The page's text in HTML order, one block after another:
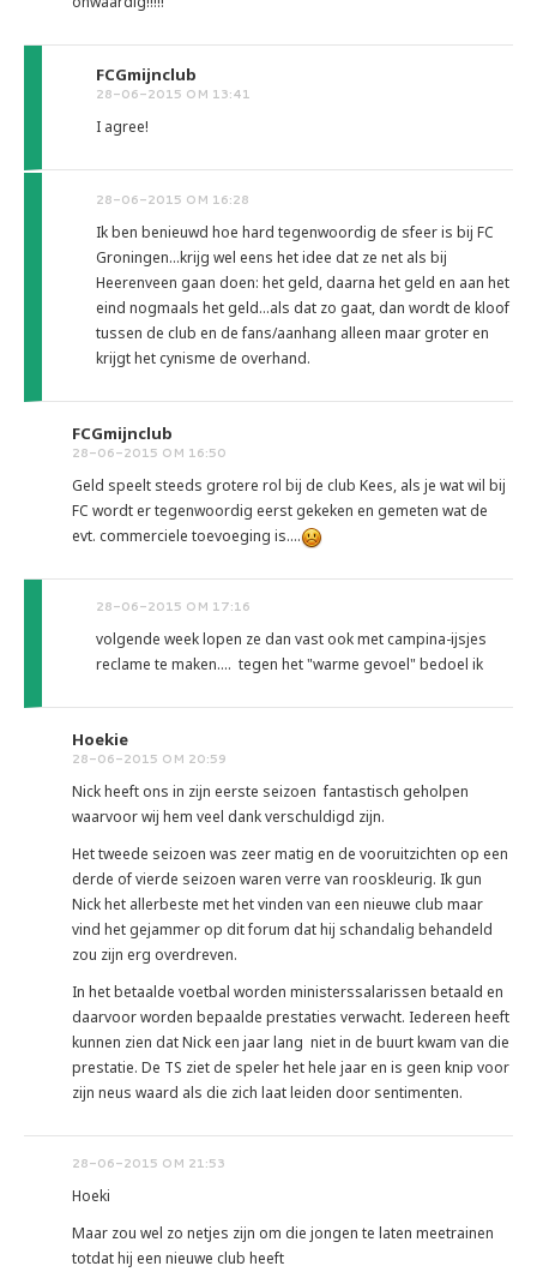
FCGmijnclub
28-06-2015 OM 13:41
I agree!
28-06-2015 OM 16:28
Ik ben benieuwd hoe hard tegenwoordig de sfeer is bij FC
Groningen...krijg wel eens het idee dat ze net als bij
Heerenveen gaan doen: het geld, daarna het geld en aan het
eind nogmaals het geld...als dat zo gaat, dan wordt de kloof
tussen de club en de fans/aanhang alleen maar groter en
krijgt het cynisme de overhand.
FCGmijnclub
28-06-2015 OM 16:50
Geld speelt steeds grotere rol bij de club Kees, als je wat wil bij
FC wordt er tegenwoordig eerst gekeken en gemeten wat de
evt. commerciele toevoeging is....
28-06-2015 OM 17:16
volgende week lopen ze dan vast ook met campina-ijsjes
reclame te maken.... tegen het "warme gevoel" bedoel ik
Hoekie
28-06-2015 OM 20:59
Nick heeft ons in zijn eerste seizoen fantastisch geholpen
waarvoor wij hem veel dank verschuldigd zijn.
Het tweede seizoen was zeer matig en de vooruitzichten op een
derde of vierde seizoen waren verre van rooskleurig. Ik gun
Nick het allerbeste met het vinden van een nieuwe club maar
vind het gejammer op dit forum dat hij schandalig behandeld
zou zijn erg overdreven.
In het betaalde voetbal worden ministerssalarissen betaald en
daarvoor worden bepaalde prestaties verwacht. Iedereen heeft
kunnen zien dat Nick een jaar lang niet in de buurt kwam van die
prestatie. De TS ziet de speler het hele jaar en is geen knip voor
zijn neus waard als die zich laat leiden door sentimenten.
28-06-2015 OM 21:53
Hoeki
Maar zou wel zo netjes zijn om die jongen te laten meetrainen
totdat hij een nieuwe club heeft